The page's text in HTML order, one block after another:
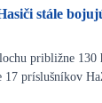
stále
približne 130
17 príslušníkov